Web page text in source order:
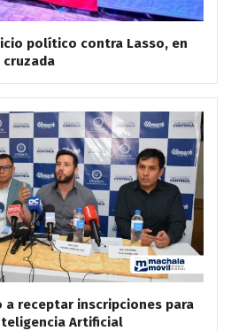
político contra Lasso, en
a receptar inscripciones para
Artificial